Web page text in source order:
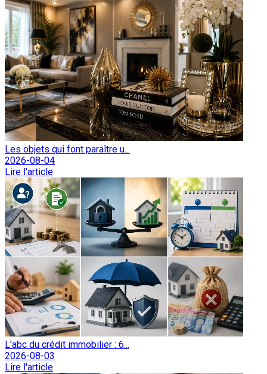
Les objets qui font paraître u...
2026-08-04
Lire l'article
L'abc du crédit immobilier : 6...
2026-08-03
Lire l'article